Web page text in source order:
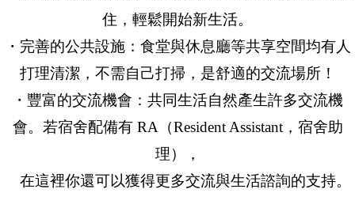
住，輕鬆開始新生活。
・完善的公共設施：食堂與休息廳等共享空間均有人
打理清潔，不需自己打掃，是舒適的交流場所！
・豐富的交流機會：共同生活自然產生許多交流機
會。若宿舍配備有 RA（Resident Assistant，宿舍助
理），
在這裡你還可以獲得更多交流與生活諮詢的支持。